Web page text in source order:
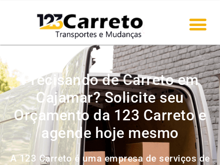
Precisando de Carreto em
Cajamar? Solicite seu
Orçamento da 123 Carreto e
agende hoje mesmo
A 123 Carreto é uma empresa de serviços de